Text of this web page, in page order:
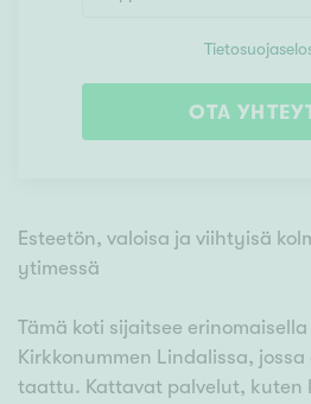
OTA
Esteetön, valoisa ja viihtyisä
ytimessä
Tämä koti sijaitsee
Kirkkonummen Lindalissa,
taattu. Kattavat palvelut, kuten